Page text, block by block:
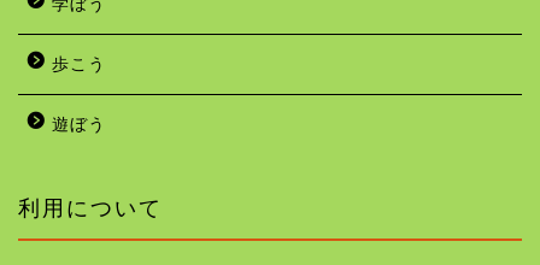
学ぼう
歩こう
遊ぼう
利用について